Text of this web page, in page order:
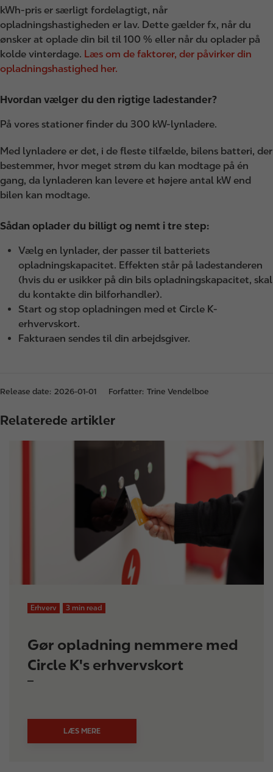
kWh-pris er særligt fordelagtigt, når
opladningshastigheden er lav. Dette gælder fx, når du
ønsker at oplade din bil til 100 % eller når du oplader på
kolde vinterdage. Læs om de faktorer, der påvirker din
opladningshastighed her.
Hvordan vælger du den rigtige ladestander?
På vores stationer finder du 300 kW-lynladere.
Med lynladere er det, i de fleste tilfælde, bilens batteri, der
bestemmer, hvor meget strøm du kan modtage på én
gang, da lynladeren kan levere et højere antal kW end
bilen kan modtage.
Sådan oplader du billigt og nemt i tre step:
Vælg en lynlader, der passer til batteriets
opladningskapacitet. Effekten står på ladestanderen
(hvis du er usikker på din bils opladningskapacitet, skal
du kontakte din bilforhandler).
Start og stop opladningen med et Circle K-
erhvervskort.
Fakturaen sendes til din arbejdsgiver.
Release date: 2026-01-01 Forfatter: Trine Vendelboe
Relaterede artikler
Erhverv 3 min read
Gør opladning nemmere med
Circle K's erhvervskort
LÆS MERE